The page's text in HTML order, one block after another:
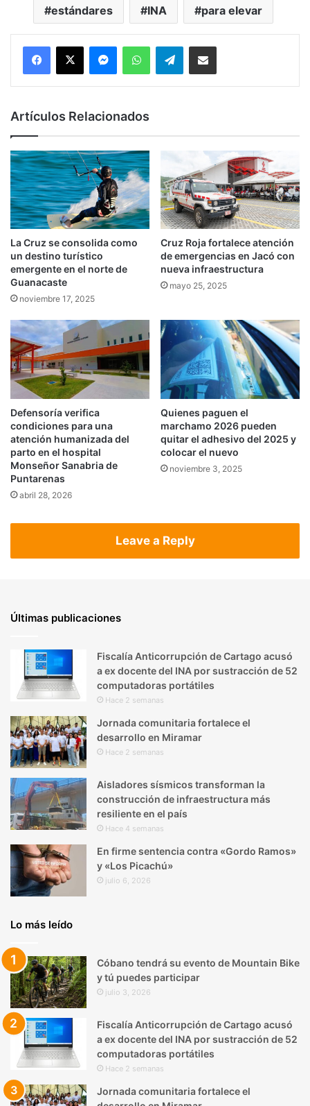
estándares INA para elevar
MessengerWhatsAppTelegramCompartir por correo electrónico
Artículos Relacionados
La Cruz se consolida como
un destino turístico
emergente en el norte de
Guanacaste
noviembre 17, 2025
Cruz Roja fortalece atención
de emergencias en Jacó con
nueva infraestructura
mayo 25, 2025
Defensoría verifica
condiciones para una
atención humanizada del
parto en el hospital
Monseñor Sanabria de
Puntarenas
abril 28, 2026
Quienes paguen el
marchamo 2026 pueden
quitar el adhesivo del 2025 y
colocar el nuevo
noviembre 3, 2025
Leave a Reply
Últimas publicaciones
Fiscalía Anticorrupción de Cartago acusó
a ex docente del INA por sustracción de 52
computadoras portátiles
Hace 2 semanas
Jornada comunitaria fortalece el
desarrollo en Miramar
Hace 2 semanas
Aisladores sísmicos transforman la
construcción de infraestructura más
resiliente en el país
Hace 4 semanas
En firme sentencia contra «Gordo Ramos»
y «Los Picachú»
julio 6, 2026
Lo más leído
Cóbano tendrá su evento de Mountain Bike
y tú puedes participar
julio 3, 2026
Fiscalía Anticorrupción de Cartago acusó
a ex docente del INA por sustracción de 52
computadoras portátiles
Hace 2 semanas
Jornada comunitaria fortalece el